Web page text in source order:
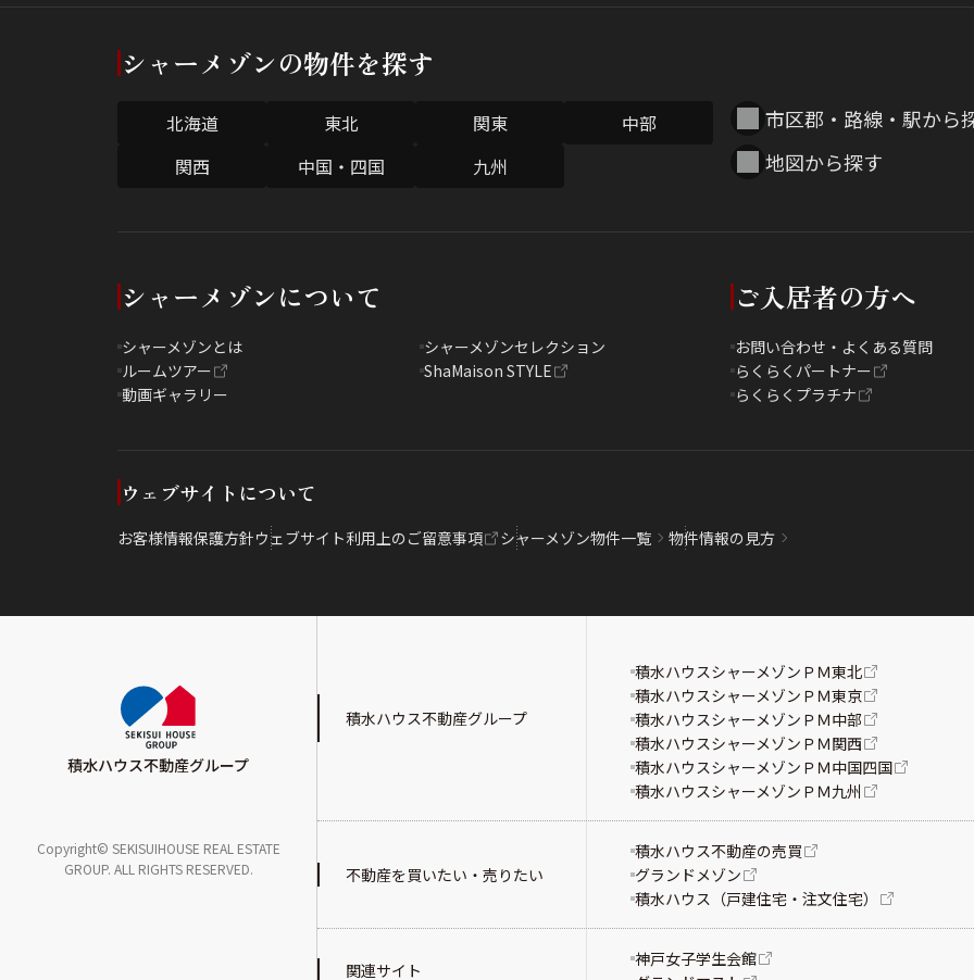
シャーメゾンの物件を探す
北海道 東北 関東
中部
関西
中国・四国 九州
市区郡・路線・駅から
地図から探す
シャーメゾンについて
シャーメゾンとは
シャーメゾンセレクション
ルームツアー
ShaMaison STYLE
動画ギャラリー
ご入居者の方へ
お問い合わせ・よくある質問
らくらくパートナー
らくらくプラチナ
ウェブサイトについて
お客様情報保護方針ウェブサイト利用上のご留意事項 シャーメゾン物件一覧 物件情報の見方
積水ハウス不動産グループ
Copyright© SEKISUIHOUSE REAL ESTATE
GROUP. ALL RIGHTS RESERVED.
積水ハウス不動産グループ
積水ハウスシャーメゾンＰＭ東北
積水ハウスシャーメゾンＰＭ東京
積水ハウスシャーメゾンＰＭ中部
積水ハウスシャーメゾンＰＭ関西
積水ハウスシャーメゾンＰＭ中国四国
積水ハウスシャーメゾンＰＭ九州
不動産を買いたい・売りたい
積水ハウス不動産の売買
グランドメゾン
積水ハウス（戸建住宅・注文住宅）
関連サイト
神戸女子学生会館